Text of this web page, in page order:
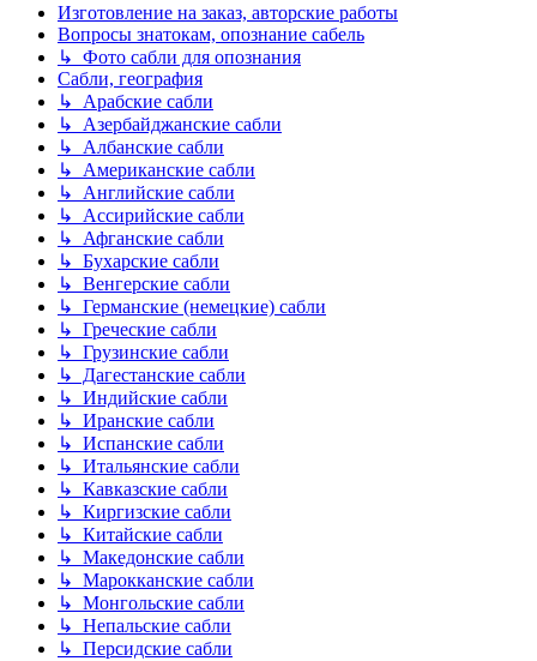
Изготовление на заказ, авторские работы
Вопросы знатокам, опознание сабель
↳ Фото сабли для опознания
Сабли, география
↳ Арабские сабли
↳ Азербайджанские сабли
↳ Албанские сабли
↳ Американские сабли
↳ Английские сабли
↳ Ассирийские сабли
↳ Афганские сабли
↳ Бухарские сабли
↳ Венгерские сабли
↳ Германские (немецкие) сабли
↳ Греческие сабли
↳ Грузинские сабли
↳ Дагестанские сабли
↳ Индийские сабли
↳ Иранские сабли
↳ Испанские сабли
↳ Итальянские сабли
↳ Кавказские сабли
↳ Киргизские сабли
↳ Китайские сабли
↳ Македонские сабли
↳ Марокканские сабли
↳ Монгольские сабли
↳ Непальские сабли
↳ Персидские сабли